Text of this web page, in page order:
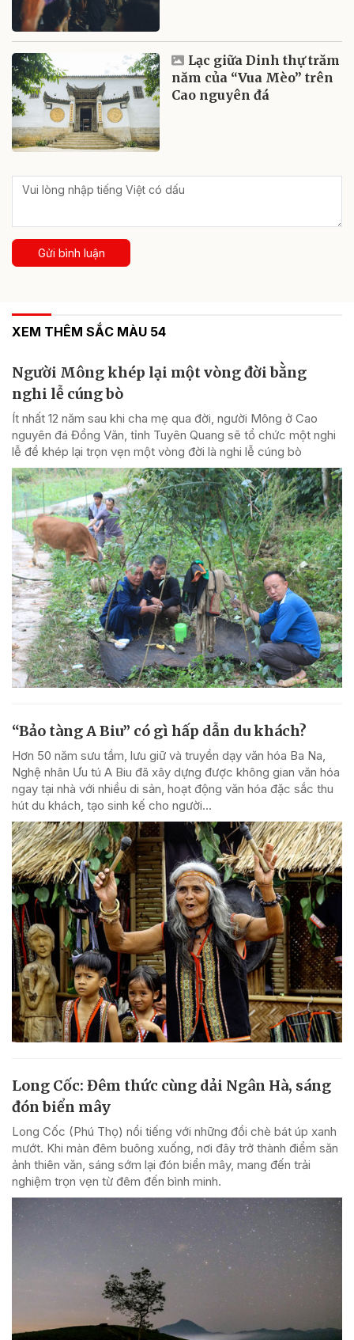
Lạc giữa Dinh thự trăm
năm của “Vua Mèo” trên
Cao nguyên đá
Gửi bình luận
XEM THÊM SẮC MÀU 54
Người Mông khép lại một vòng đời bằng
nghi lễ cúng bò
Ít nhất 12 năm sau khi cha mẹ qua đời, người Mông ở Cao
nguyên đá Đồng Văn, tỉnh Tuyên Quang sẽ tổ chức một nghi
lễ để khép lại trọn vẹn một vòng đời là nghi lễ cúng bò
“Bảo tàng A Biu” có gì hấp dẫn du khách?
Hơn 50 năm sưu tầm, lưu giữ và truyền dạy văn hóa Ba Na,
Nghệ nhân Ưu tú A Biu đã xây dựng được không gian văn hóa
ngay tại nhà với nhiều di sản, hoạt động văn hóa đặc sắc thu
hút du khách, tạo sinh kế cho người...
Long Cốc: Đêm thức cùng dải Ngân Hà, sáng
đón biển mây
Long Cốc (Phú Thọ) nổi tiếng với những đồi chè bát úp xanh
mướt. Khi màn đêm buông xuống, nơi đây trở thành điểm săn
ảnh thiên văn, sáng sớm lại đón biển mây, mang đến trải
nghiệm trọn vẹn từ đêm đến bình minh.